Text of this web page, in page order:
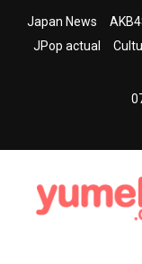
Japan News
JPop actual